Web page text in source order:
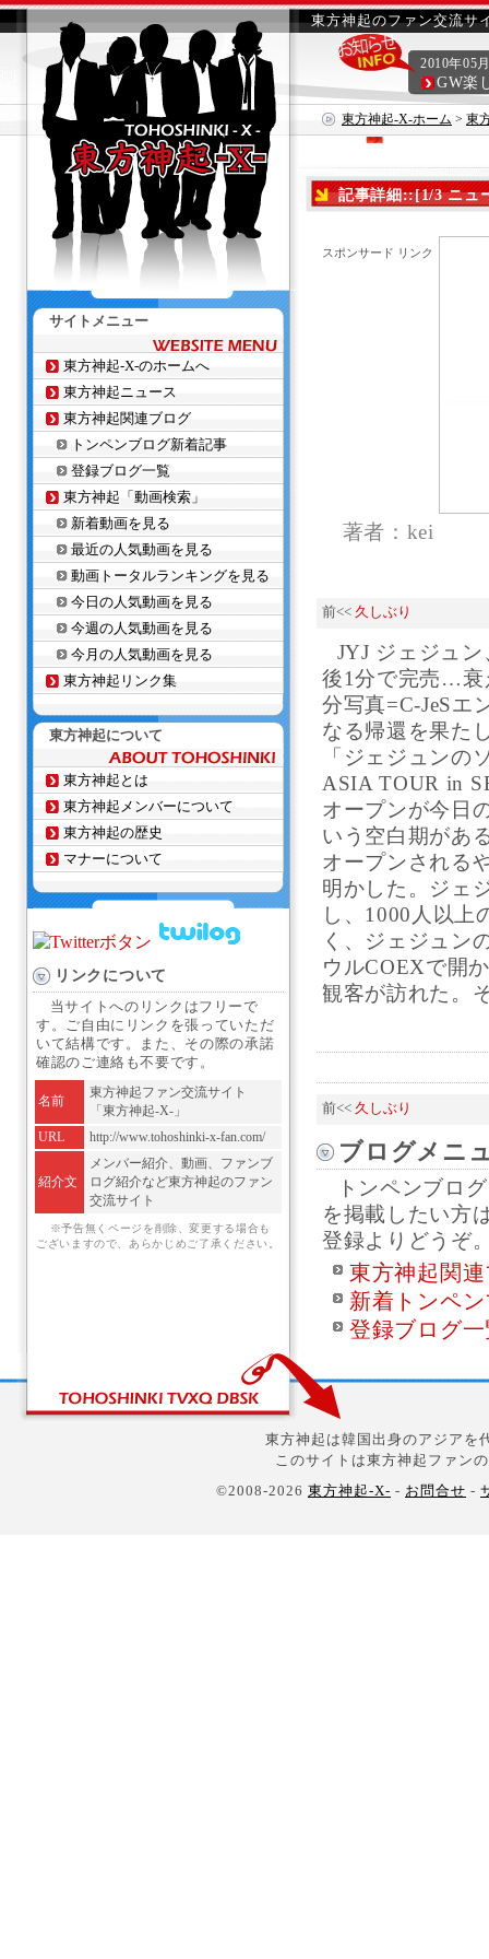
東方神起のファン交流サ
東方神起-X-ホーム > 東
ンサートチケットが発売後
2010年05
GW楽
記事詳細::[1/3 ニュ
トが発売後1分で完売
スポンサード リンク
著者：kei
前<< 久しぶり
JYJ ジェジュ
後1分で完売…衰
分写真=C-JeSエ
なる帰還を果た
「ジェジュンの
ASIA TOUR in
オープンが今日
いう空白期があ
オープンされる
明かした。ジェ
し、1000人以上
く、ジェジュン
ウルCOEXで開
観客が訪れた。
前<< 久しぶり
ブログメニ
トンペンブロ
を掲載したい方
登録よりどうぞ
東方神起関
新着トンペ
登録ブログ
サイトメニュー
東方神起-X-のホームへ
東方神起ニュース
東方神起関連ブログ
トンペンブログ新着記事
登録ブログ一覧
東方神起「動画検索」
新着動画を見る
最近の人気動画を見る
動画トータルランキングを見る
今日の人気動画を見る
今週の人気動画を見る
今月の人気動画を見る
東方神起リンク集
東方神起について
東方神起とは
東方神起メンバーについて
東方神起の歴史
マナーについて
リンクについて
当サイトへのリンクはフリーで
す。ご自由にリンクを張っていただ
いて結構です。また、その際の承諾
確認のご連絡も不要です。
名前
東方神起ファン交流サイト
「東方神起-X-」
URL
http://www.tohoshinki-x-fan.com/
紹介文
メンバー紹介、動画、ファンブ
ログ紹介など東方神起のファン
交流サイト
※予告無くページを削除、変更する場合も
ございますので、あらかじめご了承ください。
東方神起は韓国出身のアジアを
このサイトは東方神起ファン
©2008-2026 東方神起-X- - お問合せ -